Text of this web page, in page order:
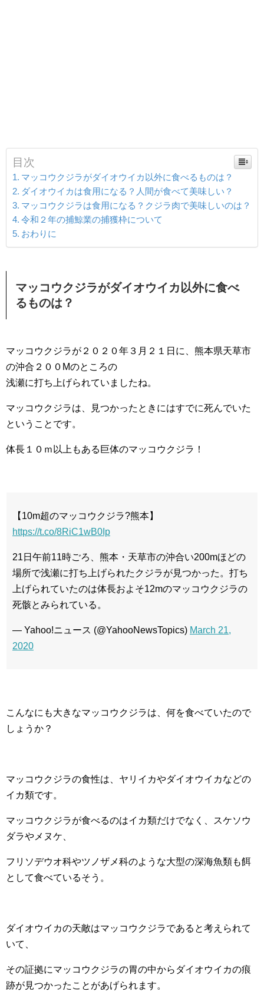
目次
マッコウクジラがダイオウイカ以外に食べるものは？
ダイオウイカは食用になる？人間が食べて美味しい？
マッコウクジラは食用になる？クジラ肉で美味しいのは？
令和２年の捕鯨業の捕獲枠について
おわりに
マッコウクジラがダイオウイカ以外に食べ
るものは？
マッコウクジラが２０２０年３月２１日に、熊本県天草市
の沖合２００Mのところの
浅瀬に打ち上げられていましたね。
マッコウクジラは、見つかったときにはすでに死んでいた
ということです。
体長１０ｍ以上もある巨体のマッコウクジラ！
【10m超のマッコウクジラ?熊本】
https://t.co/8RiC1wB0Ip
21日午前11時ごろ、熊本・天草市の沖合い200mほどの
場所で浅瀬に打ち上げられたクジラが見つかった。打ち
上げられていたのは体長およそ12mのマッコウクジラの
死骸とみられている。
— Yahoo!ニュース (@YahooNewsTopics) March 21,
2020
こんなにも大きなマッコウクジラは、何を食べていたので
しょうか？
マッコウクジラの食性は、ヤリイカやダイオウイカなどの
イカ類です。
マッコウクジラが食べるのはイカ類だけでなく、スケソウ
ダラやメヌケ、
フリソデウオ科やツノザメ科のような大型の深海魚類も餌
として食べているそう。
ダイオウイカの天敵はマッコウクジラであると考えられて
いて、
その証拠にマッコウクジラの胃の中からダイオウイカの痕
跡が見つかったことがあげられます。